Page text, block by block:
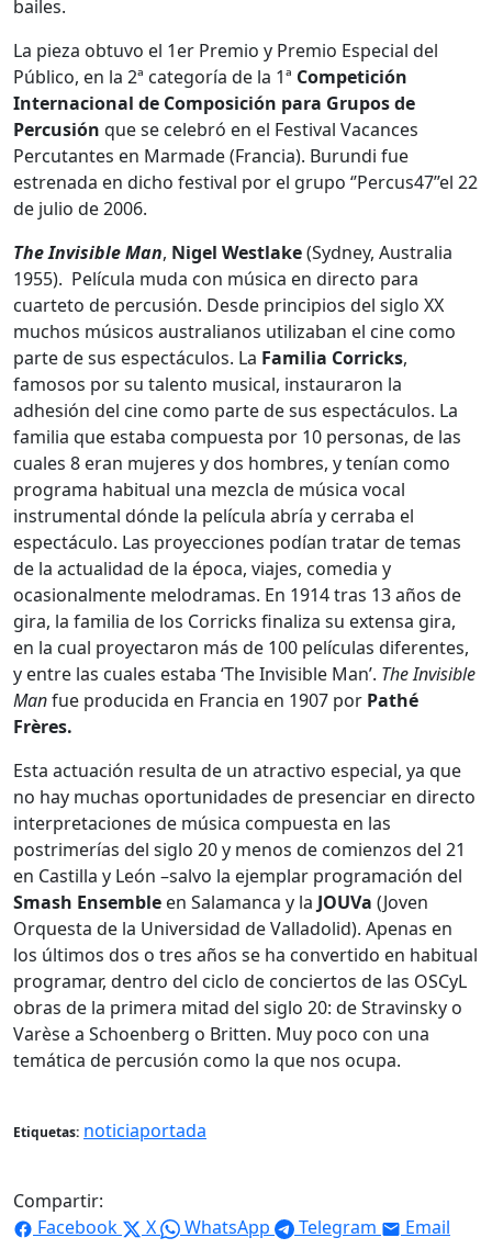
bailes.
La pieza obtuvo el 1er Premio y Premio Especial del
Público, en la 2ª categoría de la 1ª Competición
Internacional de Composición para Grupos de
Percusión que se celebró en el Festival Vacances
Percutantes en Marmade (Francia). Burundi fue
estrenada en dicho festival por el grupo ‘’Percus47’’el 22
de julio de 2006.
The Invisible Man, Nigel Westlake(Sydney, Australia
1955). Película muda con música en directo para
cuarteto de percusión. Desde principios del siglo XX
muchos músicos australianos utilizaban el cine como
parte de sus espectáculos. La Familia Corricks,
famosos por su talento musical, instauraron la
adhesión del cine como parte de sus espectáculos. La
familia que estaba compuesta por 10 personas, de las
cuales 8 eran mujeres y dos hombres, y tenían como
programa habitual una mezcla de música vocal
instrumental dónde la película abría y cerraba el
espectáculo. Las proyecciones podían tratar de temas
de la actualidad de la época, viajes, comedia y
ocasionalmente melodramas. En 1914 tras 13 años de
gira, la familia de los Corricks finaliza su extensa gira,
en la cual proyectaron más de 100 películas diferentes,
y entre las cuales estaba ‘The Invisible Man’. The Invisible
Manfue producida en Francia en 1907 por Pathé
Frères.
Esta actuación resulta de un atractivo especial, ya que
no hay muchas oportunidades de presenciar en directo
interpretaciones de música compuesta en las
postrimerías del siglo 20 y menos de comienzos del 21
en Castilla y León –salvo la ejemplar programación del
Smash Ensemble en Salamanca y la JOUVa (Joven
Orquesta de la Universidad de Valladolid). Apenas en
los últimos dos o tres años se ha convertido en habitual
programar, dentro del ciclo de conciertos de las OSCyL
obras de la primera mitad del siglo 20: de Stravinsky o
Varèse a Schoenberg o Britten. Muy poco con una
temática de percusión como la que nos ocupa.
Etiquetas: noticiaportada
Compartir:
Facebook
X WhatsApp Telegram Email